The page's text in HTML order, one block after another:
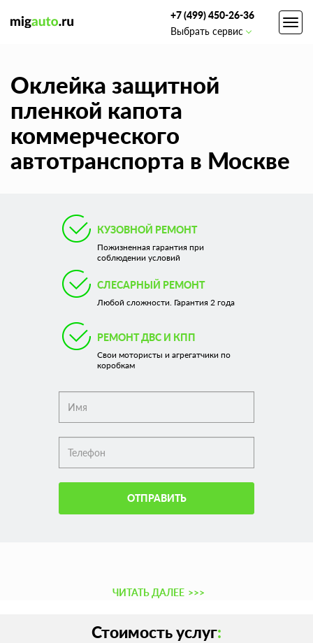
+7 (499) 450-26-36
Выбрать сервис
Оклейка защитной
пленкой капота
коммерческого
автотранспорта в Москве
КУЗОВНОЙ РЕМОНТ
Пожизненная гарантия при
соблюдении условий
СЛЕСАРНЫЙ РЕМОНТ
Любой сложности. Гарантия 2 года
РЕМОНТ ДВС И КПП
Свои мотористы и агрегатчики по
коробкам
ОТПРАВИТЬ
ЧИТАТЬ ДАЛЕЕ >>>
Стоимость услуг: